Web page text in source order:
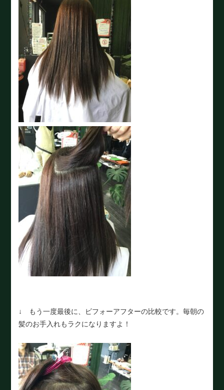
↓ もう一度最後に、ビフォーアフターの比較です。毎朝の
髪のお手入れもラクになりますよ！